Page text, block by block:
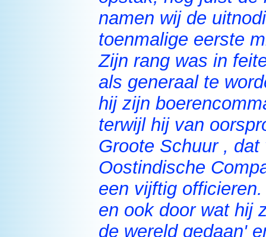
namen wij de
toenmalige eerste
Zijn rang was in
als generaal te
hij zijn
terwijl hij van
Groote Schuur ,
Oostindische
een vijftig
en ook door wat hij
de wereld gedaan'